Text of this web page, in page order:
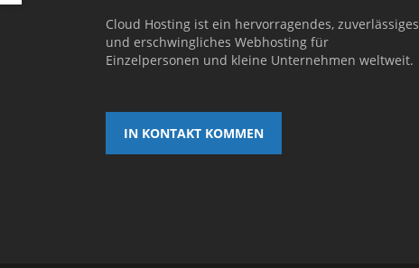
Cloud Hosting ist ein hervorragendes, zuverlässiges
und erschwingliches Webhosting für
Einzelpersonen und kleine Unternehmen weltweit.
IN KONTAKT KOMMEN